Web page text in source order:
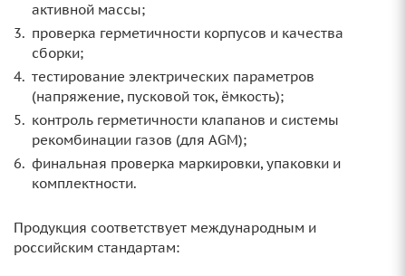
активной массы;
проверка герметичности корпусов и качества
сборки;
тестирование электрических параметров
(напряжение, пусковой ток, ёмкость);
контроль герметичности клапанов и системы
рекомбинации газов (для AGM);
финальная проверка маркировки, упаковки и
комплектности.
Продукция соответствует международным и
российским стандартам: